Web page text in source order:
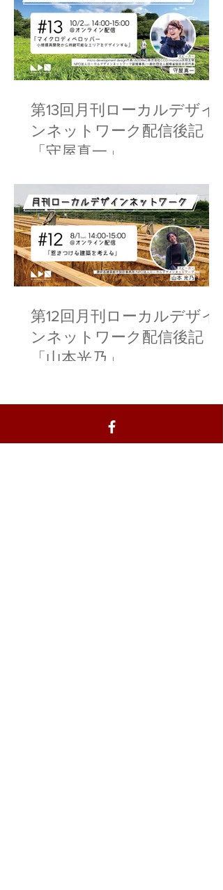
第13回月刊ローカルデザイ
ンネットワーク配信後記
「守屋真一」
第12回月刊ローカルデザイ
ンネットワーク配信後記
「山本光乃」